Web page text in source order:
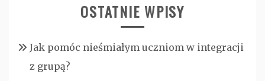
OSTATNIE WPISY
Jak pomóc nieśmiałym uczniom w integracji
z grupą?